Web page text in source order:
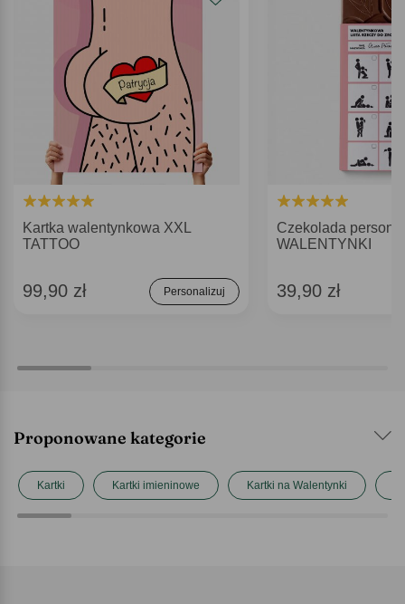
Kartka walentynkowa XXL
TATTOO
99,90 zł Personalizuj
Czekolada
WALENTYNKI
39,90 zł
Proponowane kategorie
Kartki Kartki imieninowe Kartki na Walentynki